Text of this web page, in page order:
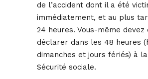
de l’accident dont il a été
immédiatement, et au plus
24 heures. Vous-même devez
déclarer dans les 48 heures
dimanches et jours fériés) à
Sécurité sociale.